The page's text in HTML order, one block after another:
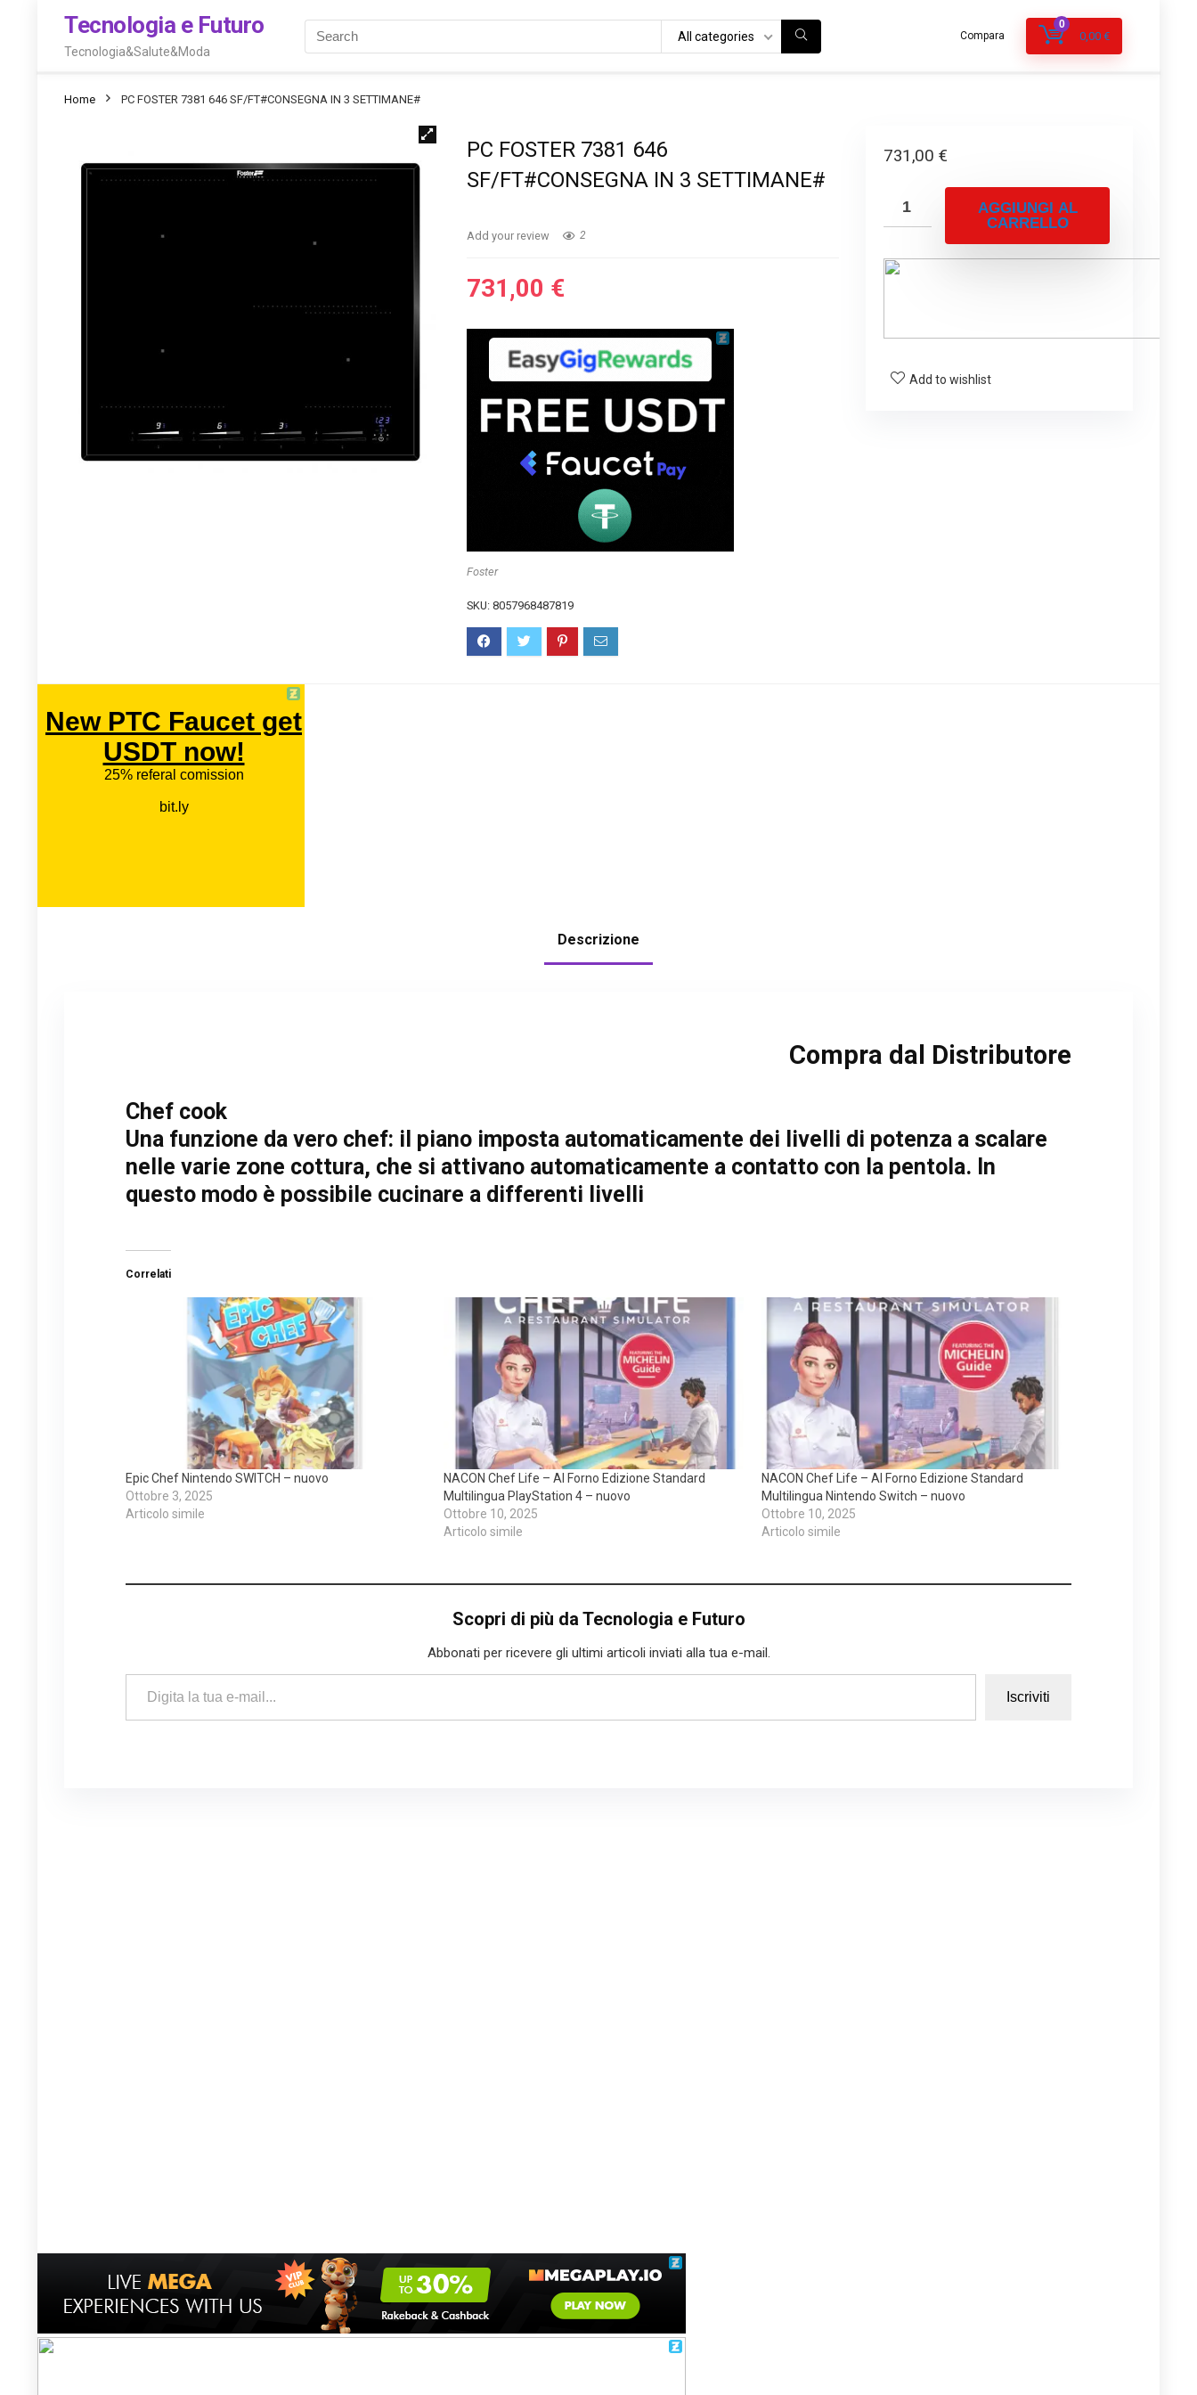
Tecnologia e Futuro
Tecnologia&Salute&Moda
All categories Compara
0
0,00 €
Home PC FOSTER 7381 646 SF/FT#CONSEGNA IN 3 SETTIMANE#
PC FOSTER 7381 646
SF/FT#CONSEGNA IN 3 SETTIMANE#
Add your review 2
731,00 €
Foster
SKU:8057968487819
731,00 €
AGGIUNGI AL
CARRELLO
Add to wishlist
Descrizione
Compra dal Distributore
Chef cook
Una funzione da vero chef: il piano imposta automaticamente dei livelli di potenza a scalare
nelle varie zone cottura, che si attivano automaticamente a contatto con la pentola. In
questo modo è possibile cucinare a differenti livelli
Correlati
Epic Chef Nintendo SWITCH – nuovo
Ottobre 3, 2025
Articolo simile
NACON Chef Life – Al Forno Edizione Standard
Multilingua PlayStation 4 – nuovo
Ottobre 10, 2025
Articolo simile
NACON Chef Life – Al Forno Edizione Standard
Multilingua Nintendo Switch – nuovo
Ottobre 10, 2025
Articolo simile
Scopri di più da Tecnologia e Futuro
Abbonati per ricevere gli ultimi articoli inviati alla tua e-mail.
Digita la tua e-mail...
Iscriviti